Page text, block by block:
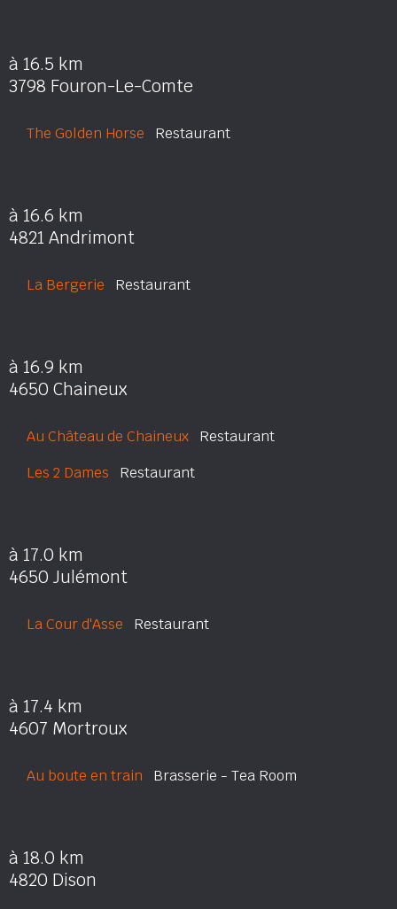
à 16.5 km
3798 Fouron-Le-Comte
The Golden Horse Restaurant
à 16.6 km
4821 Andrimont
La Bergerie Restaurant
à 16.9 km
4650 Chaineux
Au Château de Chaineux Restaurant
Les 2 Dames Restaurant
à 17.0 km
4650 Julémont
La Cour d'Asse Restaurant
à 17.4 km
4607 Mortroux
Au boute en train Brasserie - Tea Room
à 18.0 km
4820 Dison